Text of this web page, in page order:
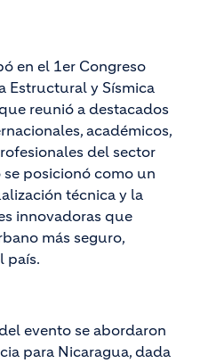
en el 1er Congreso
Estructural y Sísmica
reunió a destacados
académicos,
del sector
posicionó como un
técnica y la
innovadoras que
más seguro,
país.
evento se abordaron
para Nicaragua, dada